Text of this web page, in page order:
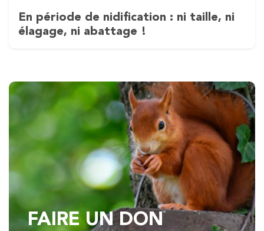
En période de nidification : ni taille, ni
élagage, ni abattage !
FAIRE UN DON